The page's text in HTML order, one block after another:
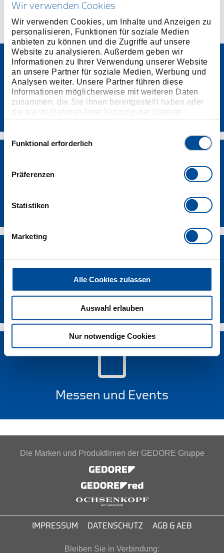
Wir verwenden Cookies
Wir verwenden Cookies, um Inhalte und Anzeigen zu
personalisieren, Funktionen für soziale Medien
anbieten zu können und die Zugriffe auf unsere
Website zu analysieren. Außerdem geben wir
Informationen zu Ihrer Verwendung unserer Website
an unsere Partner für soziale Medien, Werbung und
Analysen weiter. Unsere Partner führen diese
Informationen möglicherweise mit weiteren Daten
zusammen, die Sie ihnen bereitgestellt haben oder
die sie im Rahmen Ihrer Nutzung der Dienste
gesammelt haben. Unsere vollständige
Einwilligungsauswahl
Funktional erforderlich
Präferenzen
Statistiken
Marketing
Alle Cookies zulassen
Auswahl erlauben
Nur notwendige Cookies
Kontakt
Lieferanten-Portal
Messen und Events
Die Marken und Produktlinien der GEDORE Gruppe
IMPRESSUM DATENSCHUTZ AGB & AEB
Bleiben Sie in Verbindung: